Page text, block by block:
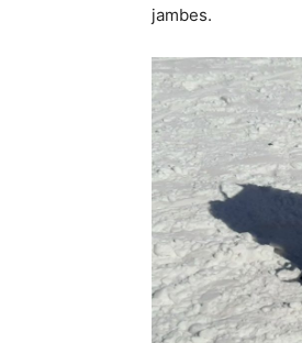
jambes.